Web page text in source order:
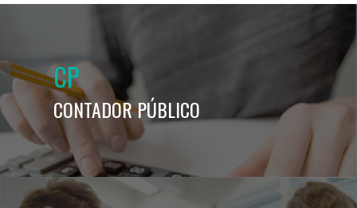
CP
CONTADOR PÚBLICO